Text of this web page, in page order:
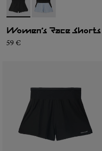
- N1CWRS1-001- N1CWRS1-002
Women’s Race Shorts
59 €